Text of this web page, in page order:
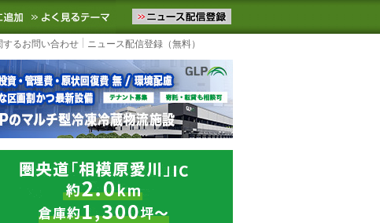
ニュースをお届けします。物流ニュースメール配信を登録す
お気に入りに追加 よく見るテーマ
するお問い合わせ ニュース配信登録（無料）